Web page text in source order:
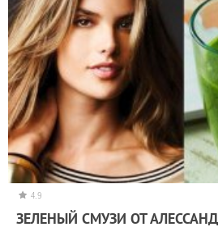
4.9
ЗЕЛЕНЫЙ СМУЗИ ОТ